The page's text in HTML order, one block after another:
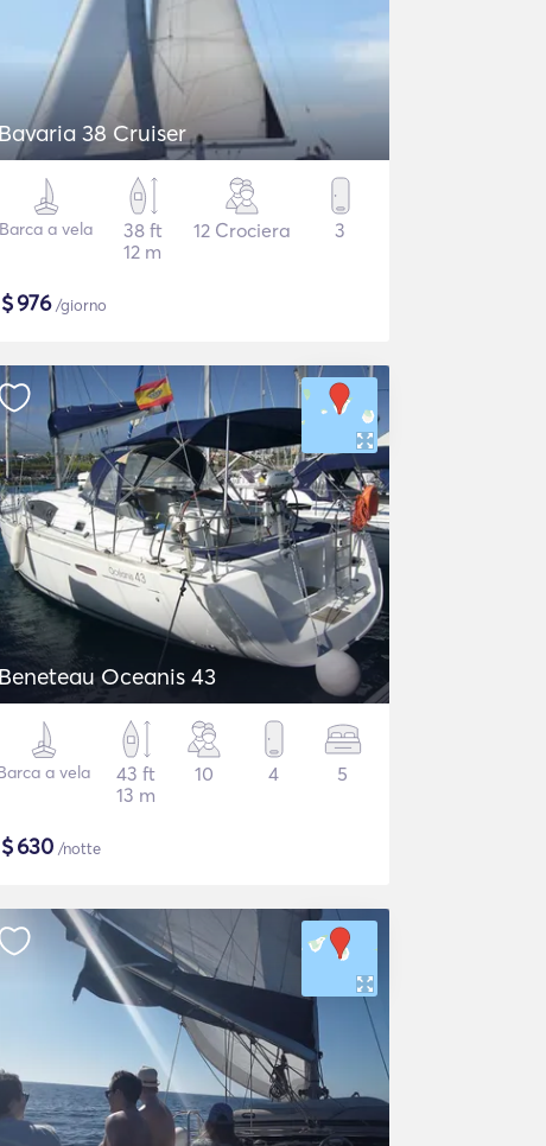
Bavaria 38 Cruiser
Barca a vela
38 ft
12 m
12 Crociera 3
$976/giorno
Beneteau Oceanis 43
a vela
43 ft
13 m
10 4 5
$630 /notte